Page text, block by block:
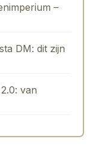
–
DM: dit zijn
van